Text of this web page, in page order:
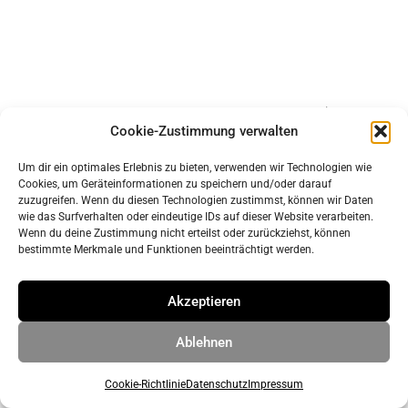
Cookie-Zustimmung verwalten
Um dir ein optimales Erlebnis zu bieten, verwenden wir Technologien wie
Cookies, um Geräteinformationen zu speichern und/oder darauf
zuzugreifen. Wenn du diesen Technologien zustimmst, können wir Daten
wie das Surfverhalten oder eindeutige IDs auf dieser Website verarbeiten.
Wenn du deine Zustimmung nicht erteilst oder zurückziehst, können
bestimmte Merkmale und Funktionen beeinträchtigt werden.
Akzeptieren
Ablehnen
Cookie-RichtlinieDatenschutz Impressum
Impressum
Datenschutz
© 2026 ahrens & grabenhorst architekten stadtplaner Part
GmbB• Erstellt mitGeneratePress